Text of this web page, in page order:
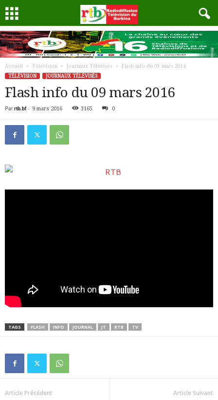
Accueil Télévision Journaux Télévisés
Flash info du 09 mars 2016
TÉLÉVISION
JOURNAUX TÉLÉVISÉS
Flash info du 09 mars 2016
Par rtb.bf- 9 mars 2016 3165 0
TAGS FLASH INFO JOURNAL JT RTB TV
Article Précédent Article Suivant